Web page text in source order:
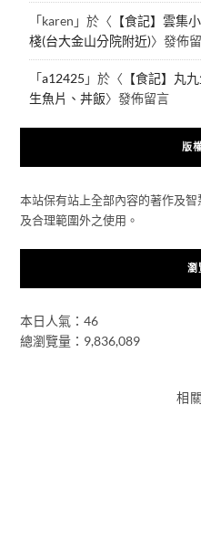
「karen 」於〈 【食記】雲集
棧(台大金山分院附近)〉發佈
「a12425 」於〈 【食記】丸
生魚片、丼飯〉發佈留言
版
本站保有站上全部內容的著作及
及合理範圍外之使用。
瀏
本日人氣：46
總瀏覽量：9,836,089
相